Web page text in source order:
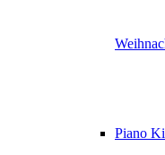
Piano